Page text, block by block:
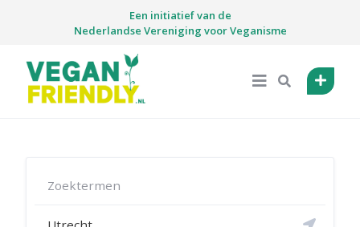
Een initiatief van de
Nederlandse Vereniging voor Veganisme